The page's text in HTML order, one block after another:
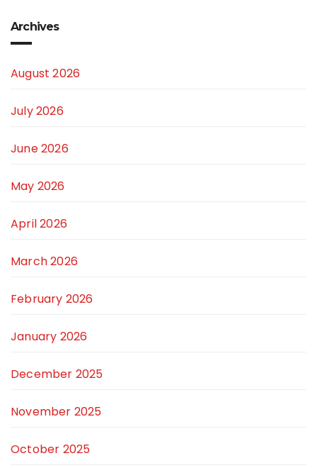
Archives
August 2026
July 2026
June 2026
May 2026
April 2026
March 2026
February 2026
January 2026
December 2025
November 2025
October 2025